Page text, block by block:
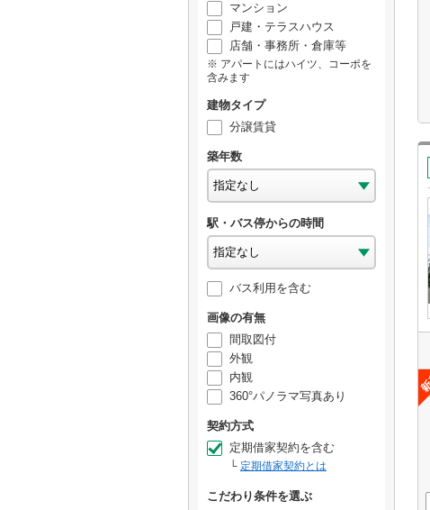
マンション
戸建・テラスハウス
店舗・事務所・倉庫等
アパートにはハイツ、コーポを
含みます
建物タイプ
分譲賃貸
築年数
駅・バス停からの時間
バス利用を含む
画像の有無
間取図付
外観
内観
360°パノラマ写真あり
契約方式
定期借家契約を含む
定期借家契約とは
こだわり条件を選ぶ